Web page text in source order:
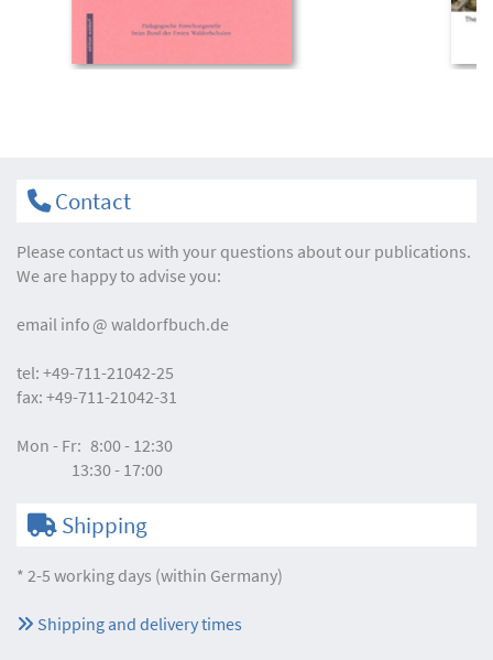
Contact
Please contact us with your questions about our publications.
We are happy to advise you:
email info waldorfbuch.de
tel: +49-711-21042-25
fax: +49-711-21042-31
Mon - Fr: 8:00 - 12:30
13:30 - 17:00
Shipping
* 2-5 working days (within Germany)
Shipping and delivery times